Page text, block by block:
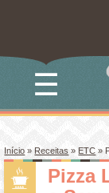
☰
Início»Receitas » ETC »
Pizza